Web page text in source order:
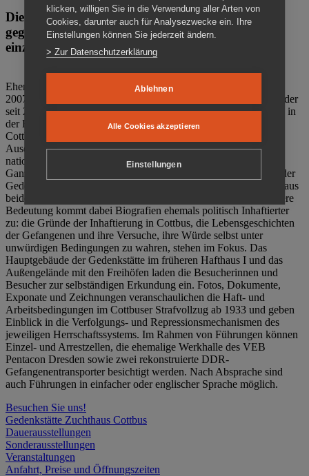
Die Gedenkstätte Zuchthaus Cottbus ist ein Ort
gegen das Vergessen. Anschaulich, nah und
einzigartig.
Ehemalige politische Häftlinge der DDR gründeten im Oktober
2007 den Verein Menschenrechtszentrum Cottbus e. V. (MRZ), der
seit 2011 Eigentümer des ehemaligen Gefängnisses (1860-2002) in
der Bautzener Straße und Träger der Gedenkstätte Zuchthaus
Cottbus ist. Im Zentrum der Arbeit der Gedenkstätte steht die
Auseinandersetzung mit politischem Unrecht während der
nationalsozialistischen Terrorherrschaft und der SED-Diktatur.
Ganzjährig zeigen mehrere Dauer- und Sonderausstellungen in der
Gedenkstätte Zuchthaus Cottbus Beispiele politischen Unrechts aus
beiden deutschen Diktaturen des 20. Jahrhunderts. Eine besondere
Bedeutung kommt dabei Biografien ehemals politisch Inhaftierter
zu: die Gründe der Inhaftierung in Cottbus, die Lebensgeschichten
der Gefangenen und ihre Versuche, ihre Würde selbst unter
unwürdigen Bedingungen zu wahren, stehen im Fokus. Das
Hauptgebäude der Gedenkstätte im früheren Hafthaus I und das
Außengelände mit den Freihöfen laden die Besucherinnen und
Besucher zur selbständigen Erkundung ein. Fotos, Dokumente,
Exponate und Zeichnungen veranschaulichen die Haft- und
Arbeitsbedingungen im Cottbuser Strafvollzug ab 1933 und geben
Einblick in die Verfolgungs- und Repressionsmechanismen des
jeweiligen Herrschaftssystems. Im Rahmen von Führungen können
Einzel- und Arrestzellen, die ehemalige Werkhalle des VEB
Pentacon Dresden sowie zwei rekonstruierte DDR-
Gefangenentransporter besichtigt werden. Nach Absprache sind
auch Führungen in einfacher oder englischer Sprache möglich.
Besuchen Sie uns!
Gedenkstätte Zuchthaus Cottbus
Dauerausstellungen
Sonderausstellungen
Veranstaltungen
Anfahrt, Preise und Öffnungszeiten
klicken, willigen Sie in die Verwendung aller Arten von
Cookies, darunter auch für Analysezwecke ein. Ihre
Einstellungen können Sie jederzeit ändern.
> Zur Datenschutzerklärung
Ablehnen
Alle Cookies akzeptieren
Einstellungen